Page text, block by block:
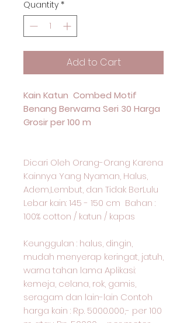
Quantity *
Add to Cart
Kain Katun Combed Motif
Benang Berwarna Seri 30 Harga
Grosir per 100 m
Dicari Oleh Orang-Orang Karena
Kainnya Yang Nyaman, Halus,
Adem,Lembut, dan Tidak BerLulu
Lebar kain: 145 - 150 cm Bahan :
100% cotton / katun / kapas
Keunggulan : halus, dingin,
mudah menyerap keringat, jatuh,
warna tahan lama Aplikasi:
kemeja, celana, rok, gamis,
seragam dan lain-lain Contoh
harga kain : Rp. 5000.000,- per 100